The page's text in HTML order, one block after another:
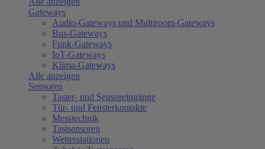
Gateways
Audio-Gateways und Multiroom-Gateways
Bus-Gateways
Funk-Gateways
IoT-Gateways
Klima-Gateways
Alle anzeigen
Sensoren
Taster- und Sensoreingänge
Tür- und Fensterkontakte
Messtechnik
Tastsensoren
Wetterstationen